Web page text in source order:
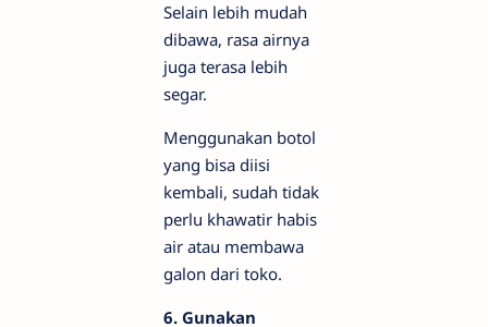
Selain lebih mudah
dibawa, rasa airnya
juga terasa lebih
segar.
Menggunakan botol
yang bisa diisi
kembali, sudah tidak
perlu khawatir habis
air atau membawa
galon dari toko.
6. Gunakan